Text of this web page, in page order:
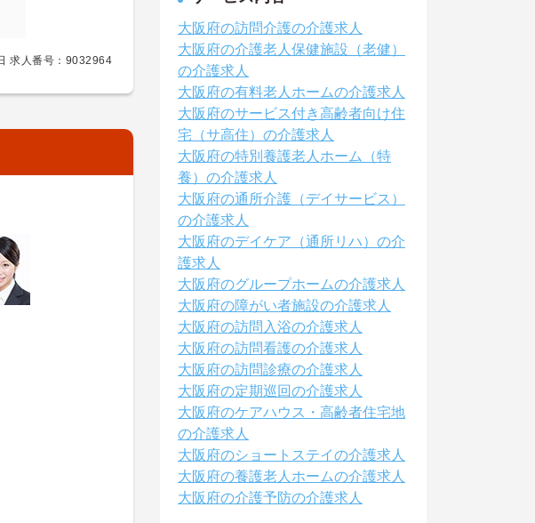
求人番号：9032964
大阪府の訪問介護の介護求人
大阪府の介護老人保健施設（老健）
の介護求人
大阪府の有料老人ホームの介護求人
大阪府のサービス付き高齢者向け住
宅（サ高住）の介護求人
大阪府の特別養護老人ホーム（特
養）の介護求人
大阪府の通所介護（デイサービス）
の介護求人
大阪府のデイケア（通所リハ）の介
護求人
大阪府のグループホームの介護求人
大阪府の障がい者施設の介護求人
大阪府の訪問入浴の介護求人
大阪府の訪問看護の介護求人
大阪府の訪問診療の介護求人
大阪府の定期巡回の介護求人
大阪府のケアハウス・高齢者住宅地
の介護求人
大阪府のショートステイの介護求人
大阪府の養護老人ホームの介護求人
大阪府の介護予防の介護求人